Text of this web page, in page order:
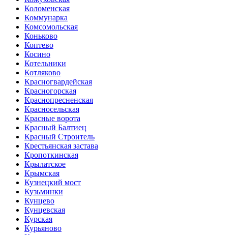
Коломенская
Коммунарка
Комсомольская
Коньково
Коптево
Косино
Котельники
Котляково
Красногвардейская
Красногорская
Краснопресненская
Красносельская
Красные ворота
Красный Балтиец
Красный Строитель
Крестьянская застава
Кропоткинская
Крылатское
Крымская
Кузнецкий мост
Кузьминки
Кунцево
Кунцевская
Курская
Курьяново